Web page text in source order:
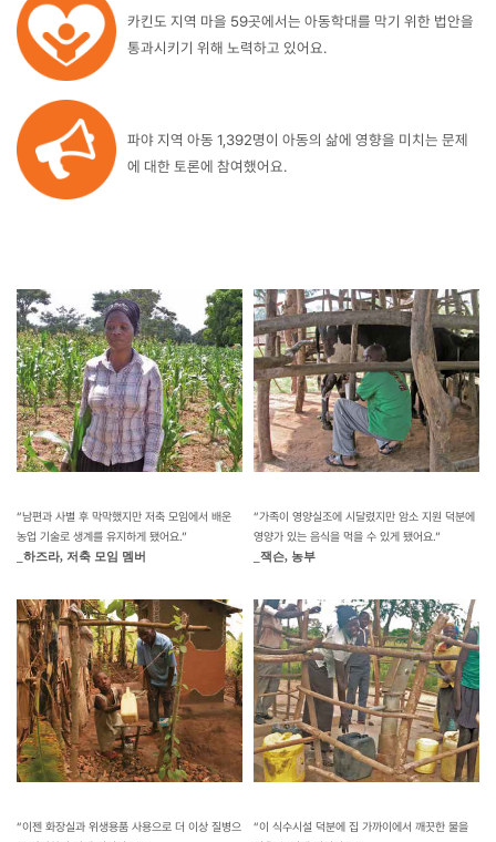
카킨도 지역 마을 59곳에서는 아동학대를 막기 위한 법안을
통과시키기 위해 노력하고 있어요.
파야 지역 아동 1,392명이 아동의 삶에 영향을 미치는 문제
에 대한 토론에 참여했어요.
“남편과 사별 후 막막했지만 저축 모임에서 배운
농업 기술로 생계를 유지하게 됐어요.”
_하즈라, 저축 모임 멤버
“가족이 영양실조에 시달렸지만 암소 지원 덕분에
영양가 있는 음식을 먹을 수 있게 됐어요.”
_잭슨, 농부
“이젠 화장실과 위생용품 사용으로 더 이상 질병으
“이 식수시설 덕분에 집 가까이에서 깨끗한 물을